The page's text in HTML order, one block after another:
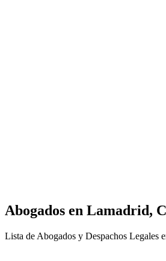
Abogados en Lamadrid,
Lista de Abogados y Despachos Legales